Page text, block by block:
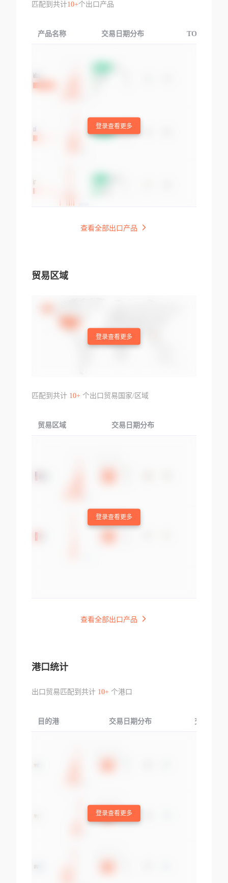
匹配到共计10+个出口产品
产品名称 交易日期分布 TOP3交易国
登录查看更多
查看全部出口产品
贸易区域
登录查看更多
匹配到共计 10+个出口贸易国家/区域
贸易区域 交易日期分布
登录查看更多
查看全部出口产品
港口统计
出口贸易匹配到共计 10+个港口
目的港 交易日期分布 交易产品
登录查看更多